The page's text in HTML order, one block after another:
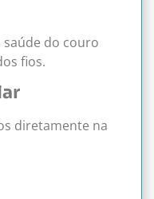
do couro
fios.
diretamente na